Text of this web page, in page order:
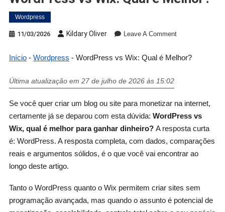
Wordpress
11/03/2026 Kildary Oliver Leave A Comment
Início- Wordpress - WordPress vs Wix: Qual é Melhor?
Última atualização em 27 de julho de 2026 às 15:02
Se você quer criar um blog ou site para monetizar na internet,
certamente já se deparou com esta dúvida: WordPress vs
Wix, qual é melhor para ganhar dinheiro?A resposta curta
é: WordPress. A resposta completa, com dados, comparações
reais e argumentos sólidos, é o que você vai encontrar ao
longo deste artigo.
Tanto o WordPress quanto o Wix permitem criar sites sem
programação avançada, mas quando o assunto é potencial de